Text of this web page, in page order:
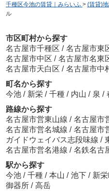
千種区今池の賃貸｜みらいふ > (賃貸)
ル
市区町村から探す
名古屋市千種区 / 名古屋市東
名古屋市中区 / 名古屋市名東
名古屋市天白区 / 名古屋市中
町名から探す
今池 / 新栄 / 千種 / 内山 / 泉 /
路線から探す
名古屋市営東山線 / 名古屋市
名古屋市営名城線 / 名古屋市
ガイドウェイバス志段味線 /
名古屋市営名港線 / 名鉄名古
駅から探す
今池 / 千種 / 本山 / 池下 / 新
御器所 / 高岳